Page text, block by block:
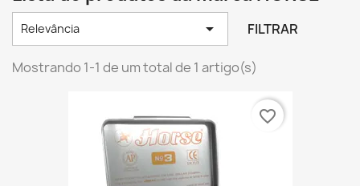
Relevância  FILTRAR
Mostrando 1-1 de um total de 1 artigo(s)
favorite_border